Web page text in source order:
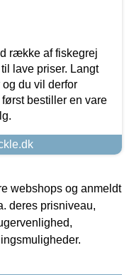
række af fiskegrej
lave priser. Langt
du vil derfor
bestiller en vare
webshops og anmeldt
deres prisniveau,